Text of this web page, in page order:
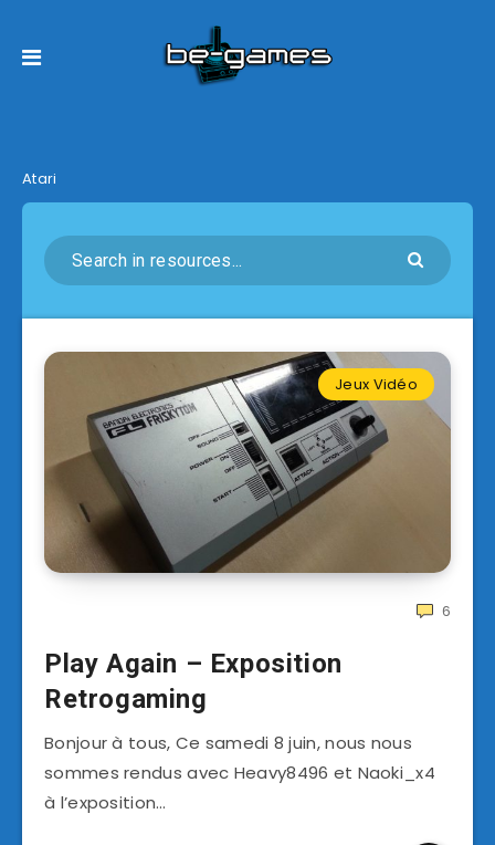
Atari
Jeux Vidéo
6
Play Again – Exposition
Retrogaming
Bonjour à tous, Ce samedi 8 juin, nous nous
sommes rendus avec Heavy8496 et Naoki_x4
à l’exposition…